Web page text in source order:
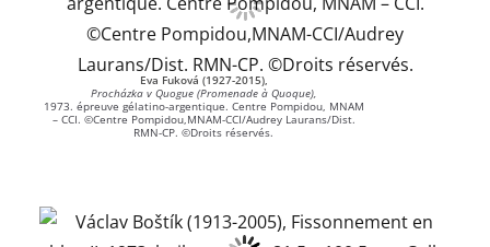
Eva Fuková (1927-2015),
Procházka v Quogue (Promenade à Quoque),
1973. épreuve gélatino-argentique. Centre Pompidou, MNAM
– CCI. ©Centre Pompidou,MNAM-CCI/Audrey Laurans/Dist.
RMN-CP. ©Droits réservés.